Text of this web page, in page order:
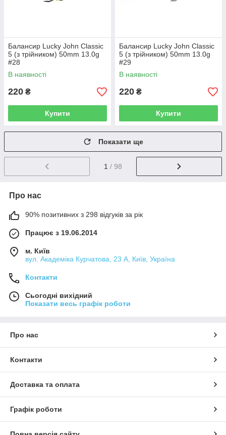
Балансир Lucky John Classic
5 (з трійником) 50mm 13.0g
#28
В наявності
220 ₴
Купити
Балансир Lucky John Classic
5 (з трійником) 50mm 13.0g
#29
В наявності
220 ₴
Купити
Показати ще
1 / 98
Про нас
90% позитивних з 298 відгуків за рік
Працює з 19.06.2014
м. Київ
вул. Академіка Курчатова, 23 А, Київ, Україна
Контакти
Сьогодні вихідний
Показати весь графік роботи
Про нас
Контакти
Доставка та оплата
Графік роботи